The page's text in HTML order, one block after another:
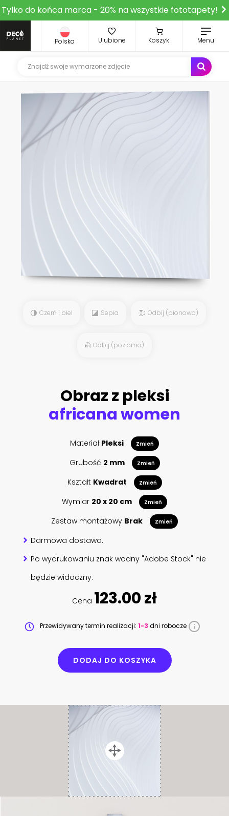
Tylko do końca marca - 20% na wszystkie fototapety!
Polska Ulubione Koszyk Menu
Czerń i biel Sepia Odbij (pionowo)
Odbij (poziomo)
Obraz z pleksi
africana women
Materiał Pleksi Zmień
Grubość 2 mm Zmień
Kształt Kwadrat Zmień
Wymiar 20 x 20 cm Zmień
Zestaw montażowy Brak Zmień
Darmowa dostawa.
Po wydrukowaniu znak wodny "Adobe Stock" nie
będzie widoczny.
Cena 123.00 zł
Przewidywany termin realizacji: 1-3 dni robocze
DODAJ DO KOSZYKA